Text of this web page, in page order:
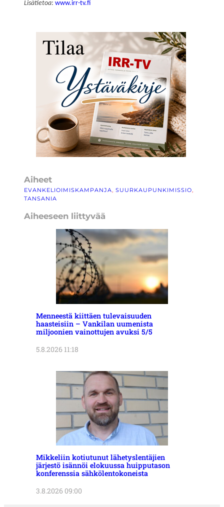
Lisätietoa: www.irr-tv.fi
Aiheet
EVANKELIOIMISKAMPANJA, SUURKAUPUNKIMISSIO
TANSANIA
Aiheeseen liittyvää
Menneestä kiittäen tulevaisuuden
haasteisiin – Vankilan uumenista
miljoonien vainottujen avuksi 5/5
5.8.2026 11:18
Mikkeliin kotiutunut lähetyslentäjien
järjestö isännöi elokuussa huipputason
konferenssia sähkölentokoneista
3.8.2026 09:00